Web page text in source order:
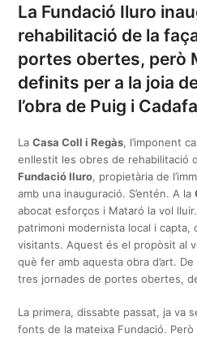
La Fundació Iluro
rehabilitació de la
portes obertes, però
definits per a la joia
l’obra de Puig i
LaCasa Coll i Regàs, l’imponent
enllestit les obres de rehabilitació
Fundació Iluro, propietària de
amb una inauguració. S’entén. A la
abocat esforços i Mataró la vol
patrimoni modernista local i capta,
visitants. Aquest és el propòsit al
què fer amb aquesta obra d’art.
tres jornades de portes obertes,
La primera, dissabte passat, ja va
fonts de la mateixa Fundació.